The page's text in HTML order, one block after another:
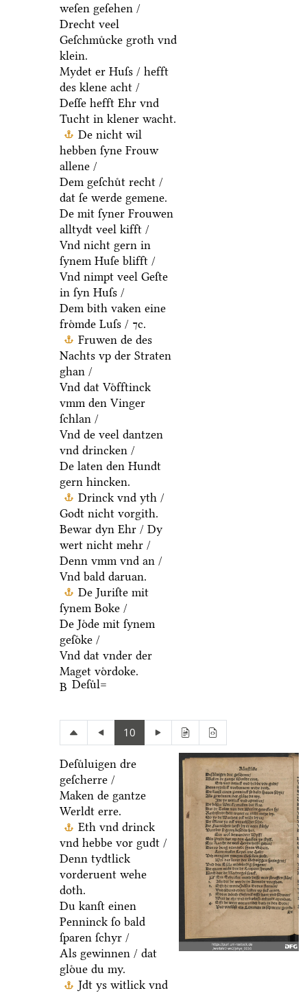
weſen geſehen /
Drecht veel
Geſchmuͤcke groth vnd
klein.
Mydet er Huſs / hefft
des klene acht /
Deſſe hefft Ehr vnd
Tucht in klener wacht.
De nicht wil
hebben ſyne Frouw
allene /
Dem geſchuͤt recht /
dat ſe werde gemene.
De mit ſyner Frouwen
alltydt veel kifft /
Vnd nicht gern in
ſynem Huſe blifft /
Vnd nimpt veel Geſte
in ſyn Huſs /
Dem bith vaken eine
froͤmde Luſs / ⁊c.
Fruwen de des
Nachts vp der Straten
ghan /
Vnd dat Voͤfftinck
vmm den Vinger
ſchlan /
Vnd de veel dantzen
vnd drincken /
De laten den Hundt
gern hincken.
Drinck vnd yth /
Godt nicht vorgith.
Bewar dyn Ehr / Dy
wert nicht mehr /
Denn vmm vnd an /
Vnd bald daruan.
De Juriſte mit
ſynem Boke /
De Joͤde mit ſynem
geſoͤke /
Vnd dat vnder der
Maget voͤrdoke.
B Deſuͤl=
10
Deſuͤluigen dre
geſcherre /
Maken de gantze
Werldt erre.
Eth vnd drinck
vnd hebbe vor gudt /
Denn tydtlick
vorderuent wehe
doth.
Du kanſt einen
Penninck ſo bald
ſparen ſchyr /
Als gewinnen / dat
gloͤue du my.
Jdt ys witlick vnd